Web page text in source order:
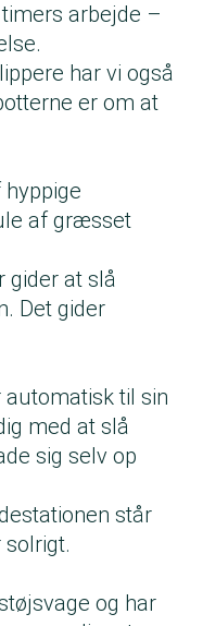
arbejde –
har vi også
er om at
af græsset
gider at slå
Det gider
til sin
med at slå
sig selv op
står
og har